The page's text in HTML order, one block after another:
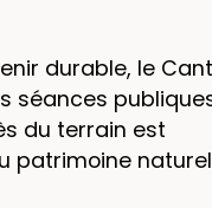
durable, le
séances
du terrain est
patrimoine